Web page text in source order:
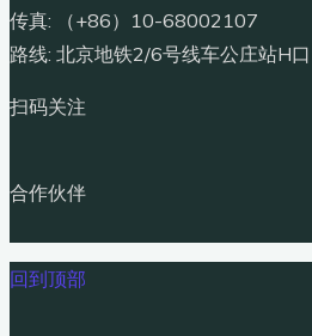
传真: （+86）10-68002107
路线: 北京地铁2/6号线车公庄站H口
扫码关注
合作伙伴
回到顶部